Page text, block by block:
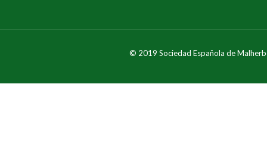
© 2019 Sociedad Española de